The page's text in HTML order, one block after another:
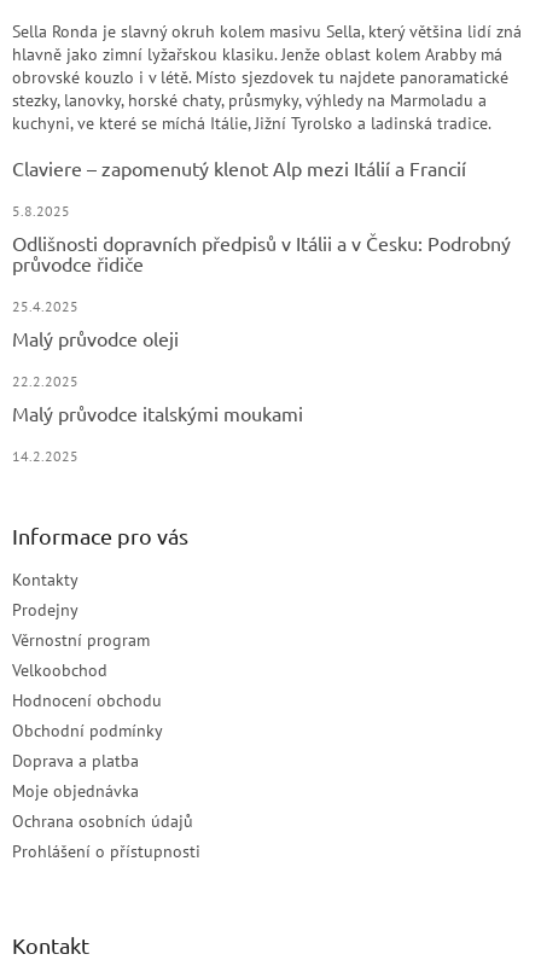
Sella Ronda je slavný okruh kolem masivu Sella, který většina lidí zná
hlavně jako zimní lyžařskou klasiku. Jenže oblast kolem Arabby má
obrovské kouzlo i v létě. Místo sjezdovek tu najdete panoramatické
stezky, lanovky, horské chaty, průsmyky, výhledy na Marmoladu a
kuchyni, ve které se míchá Itálie, Jižní Tyrolsko a ladinská tradice.
Claviere – zapomenutý klenot Alp mezi Itálií a Francií
5.8.2025
Odlišnosti dopravních předpisů v Itálii a v Česku: Podrobný
průvodce řidiče
25.4.2025
Malý průvodce oleji
22.2.2025
Malý průvodce italskými moukami
14.2.2025
Informace pro vás
Kontakty
Prodejny
Věrnostní program
Velkoobchod
Hodnocení obchodu
Obchodní podmínky
Doprava a platba
Moje objednávka
Ochrana osobních údajů
Prohlášení o přístupnosti
Kontakt